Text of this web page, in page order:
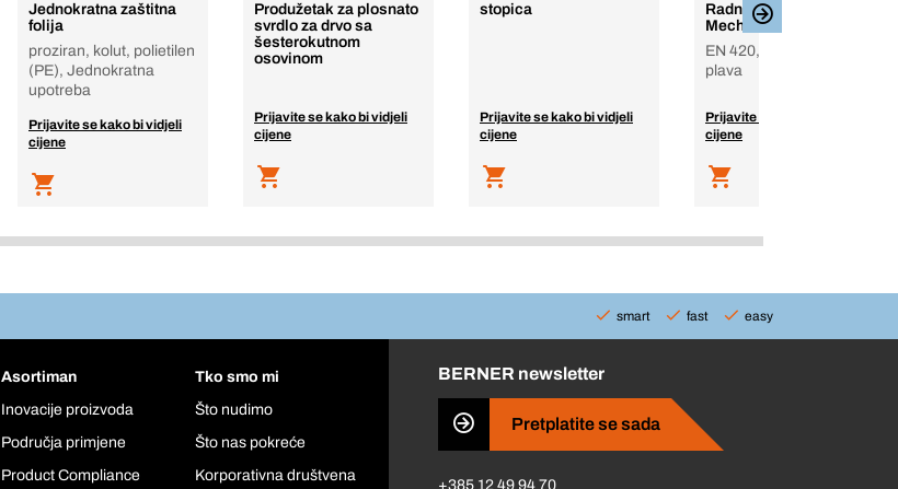
Jednokratna zaštitna
folija
proziran, kolut, polietilen
(PE), Jednokratna
upotreba
Prijavite se kako bi vidjeli
cijene
Produžetak za plosnato
svrdlo za drvo sa
šesterokutnom
osovinom
Prijavite se kako bi vidjeli
cijene
stopica
Prijavite se kako bi vidjeli
cijene
Radna rukavica
Mechanic Winter
EN 420, EN 388, žuto-
plava
Prijavite se kako bi vidjeli
cijene
smart fast easy
Asortiman
Inovacije proizvoda
Područja primjene
Product Compliance
Tko smo mi
Što nudimo
Što nas pokreće
Korporativna društvena
BERNER newsletter
Pretplatite se sada
+385 12 49 94 70